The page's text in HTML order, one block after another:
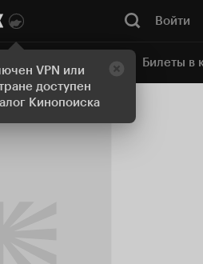
VPN или
доступен
Кинопоиска
Войти
Онлайн-кинотеатр Билеты в